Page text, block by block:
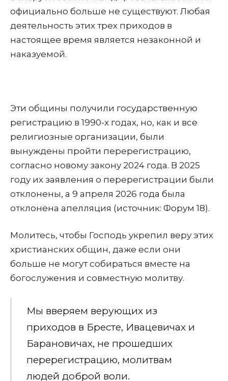
официально больше не существуют. Любая
деятельность этих трех приходов в
настоящее время является незаконной и
наказуемой.
Эти общины получили государственную
регистрацию в 1990-х годах, но, как и все
религиозные организации, были
вынуждены пройти перерегистрацию,
согласно новому закону 2024 года. В 2025
году их заявления о перерегистрации были
отклонены, а 9 апреля 2026 года была
отклонена апелляция (источник: Форум 18).
Молитесь, чтобы Господь укрепил веру этих
христианских общин, даже если они
больше не могут собираться вместе на
богослужения и совместную молитву.
Мы вверяем верующих из
приходов в Бресте, Ивацевичах и
Барановичах, не прошедших
перерегистрацию, молитвам
людей доброй воли.